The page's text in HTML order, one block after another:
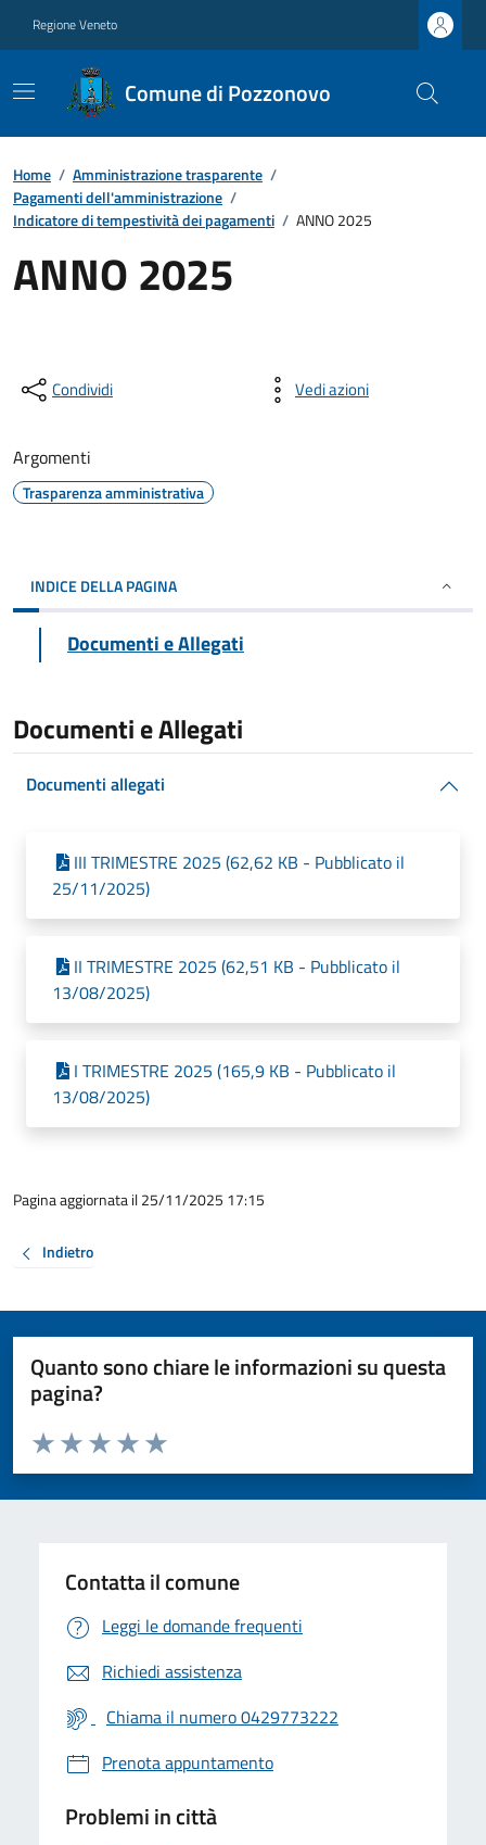
Regione Veneto
Comune di Pozzonovo
Home / Amministrazione trasparente /
Pagamenti dell'amministrazione /
Indicatore di tempestività dei pagamenti / ANNO 2025
ANNO 2025
Condividi Vedi azioni
Argomenti
Trasparenza amministrativa
INDICE DELLA PAGINA
Documenti e Allegati
Documenti e Allegati
Documenti allegati
III TRIMESTRE 2025 (62,62 KB - Pubblicato il
25/11/2025)
II TRIMESTRE 2025 (62,51 KB - Pubblicato il
13/08/2025)
I TRIMESTRE 2025 (165,9 KB - Pubblicato il
13/08/2025)
Pagina aggiornata il 25/11/2025 17:15
Indietro
Quanto sono chiare le informazioni su questa
pagina?
Valuta da 1 a 5 stelle la pagina
Valuta 5 stelle su 5
Valuta 4 stelle su 5
Valuta 3 stelle su 5
Valuta 2 stelle su 5
Valuta 1 stelle su 5
Contatta il comune
Leggi le domande frequenti
Richiedi assistenza
Chiama il numero 0429773222
Prenota appuntamento
Problemi in città